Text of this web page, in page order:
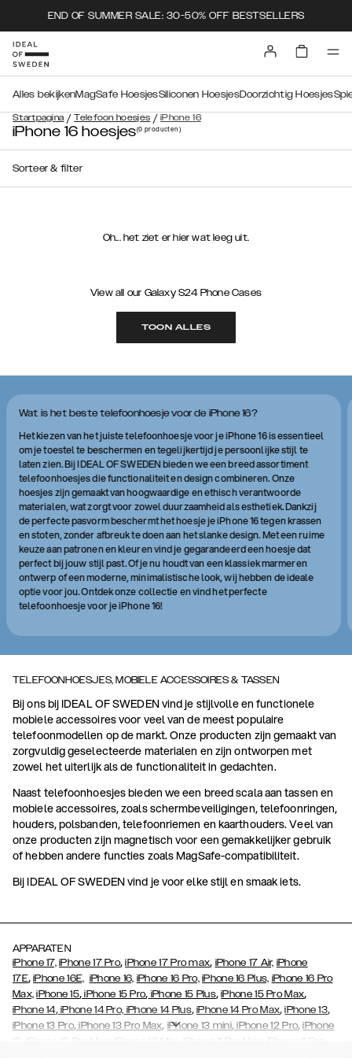
END OF SUMMER SALE: 30-50% OFF BESTSELLERS
Startpagina / Telefoon hoesjes / iPhone 16
Alles bekijkenMagSafe HoesjesSiliconen HoesjesDoorzichtig Hoesjes
iPhone 16 hoesjes(0producten)
Sorteer & filter
Oh... het ziet er hier wat leeg uit.
View all our Galaxy S24 Phone Cases
TOON ALLES
Wat is het beste telefoonhoesje voor de iPhone 16?
Het kiezen van het juiste telefoonhoesje voor je iPhone 16 is essentieel
om je toestel te beschermen en tegelijkertijd je persoonlijke stijl te
laten zien. Bij IDEAL OF SWEDEN bieden we een breed assortiment
telefoonhoesjes die functionaliteit en design combineren. Onze
hoesjes zijn gemaakt van hoogwaardige en ethisch verantwoorde
materialen, wat zorgt voor zowel duurzaamheid als esthetiek. Dankzij
de perfecte pasvorm beschermt het hoesje je iPhone 16 tegen krassen
en stoten, zonder afbreuk te doen aan het slanke design. Met een ruime
keuze aan patronen en kleuren vind je gegarandeerd een hoesje dat
perfect bij jouw stijl past. Of je nu houdt van een klassiek marmeren
ontwerp of een moderne, minimalistische look, wij hebben de ideale
optie voor jou. Ontdek onze collectie en vind het perfecte
telefoonhoesje voor je iPhone 16!
TELEFOONHOESJES, MOBIELE ACCESSOIRES & TASSEN
Bij ons bij IDEAL OF SWEDEN vind je stijlvolle en functionele
mobiele accessoires voor veel van de meest populaire
telefoonmodellen op de markt. Onze producten zijn gemaakt van
zorgvuldig geselecteerde materialen en zijn ontworpen met
zowel het uiterlijk als de functionaliteit in gedachten.
Naast telefoonhoesjes bieden we een breed scala aan tassen en
mobiele accessoires, zoals schermbeveiligingen, telefoonringen,
houders, polsbanden, telefoonriemen en kaarthouders. Veel van
onze producten zijn magnetisch voor een gemakkelijker gebruik
of hebben andere functies zoals MagSafe-compatibiliteit.
Bij IDEAL OF SWEDEN vind je voor elke stijl en smaak iets.
APPARATEN
iPhone 17, iPhone 17 Pro,iPhone 17 Pro max, iPhone 17 Air, iPhone
17E,iPhone 16E, iPhone 16, iPhone 16 Pro, iPhone 16 Plus, iPhone 16 Pro
Max, iPhone 15, iPhone 15 Pro, iPhone 15 Plus,iPhone 15 Pro Max,
iPhone 14,iPhone 14 Pro, iPhone 14 Plus,iPhone 14 Pro Max,iPhone 13,
iPhone 13 Pro, iPhone 13 Pro Max, iPhone 13 mini,iPhone 12 Pro,iPhone
12
iPhone 12 Pro Max iPhone 12 Mini iPhone 11 Pro Max iPhone 11 Pro